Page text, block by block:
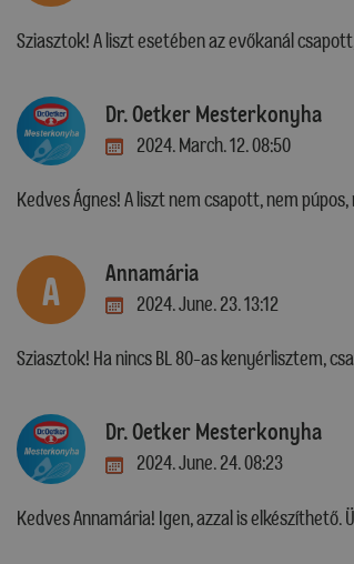
Sziasztok! A liszt esetében az evőkanál
Dr. Oetker Mesterkonyha
2024. March. 12. 08:50
Kedves Ágnes! A liszt nem csapott, nem
A Annamária
2024. June. 23. 13:12
Sziasztok! Ha nincs BL 80-as kenyérlisztem,
Dr. Oetker Mesterkonyha
2024. June. 24. 08:23
Kedves Annamária! Igen, azzal is elkészíthető.